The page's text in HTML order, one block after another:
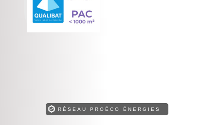
RÉSEAU PROÉCO ÉNERGIES